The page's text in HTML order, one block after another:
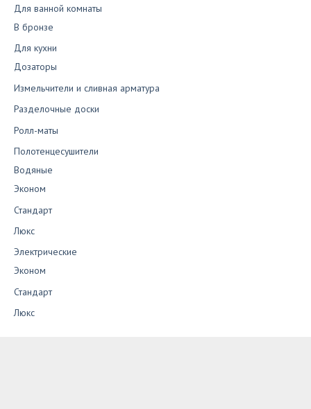
Для ванной комнаты
В бронзе
Для кухни
Дозаторы
Измельчители и сливная арматура
Разделочные доски
Ролл-маты
Полотенцесушители
Водяные
Эконом
Стандарт
Люкс
Электрические
Эконом
Стандарт
Люкс